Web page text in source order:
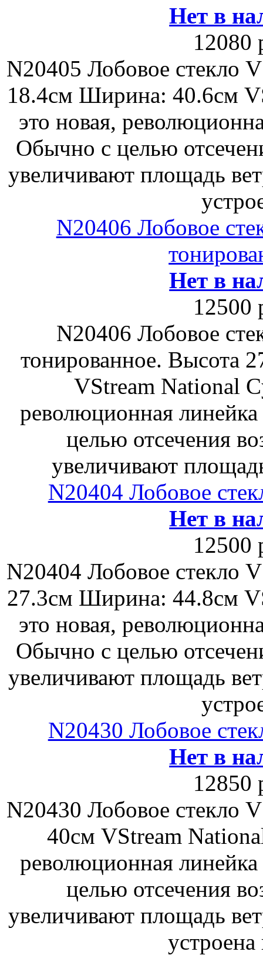
Нет в
12080
N20405 Лобовое стекло
18.4см Ширина: 40.6см
это новая,
Обычно с целью
увеличивают площадь
N20406 Лобовое
Нет в
12500
N20406 Лобовое
тонированное. Высота
VStream National
революционная
целью отсечения
увеличивают
N20404 Лобовое
Нет в
12500
N20404 Лобовое стекло
27.3см Ширина: 44.8см
это новая,
Обычно с целью
увеличивают площадь
N20430 Лобовое
Нет в
12850
N20430 Лобовое стекло
40см VStream
революционная
целью отсечения
увеличивают площадь
устроена